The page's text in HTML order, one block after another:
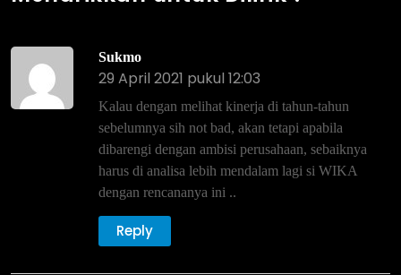
Sukmo
29 April 2021 pukul 12:03
Kalau dengan melihat kinerja di tahun-tahun
sebelumnya sih not bad, akan tetapi apabila
dibarengi dengan ambisi perusahaan, sebaiknya
harus di analisa lebih mendalam lagi si WIKA
dengan rencananya ini ..
Reply